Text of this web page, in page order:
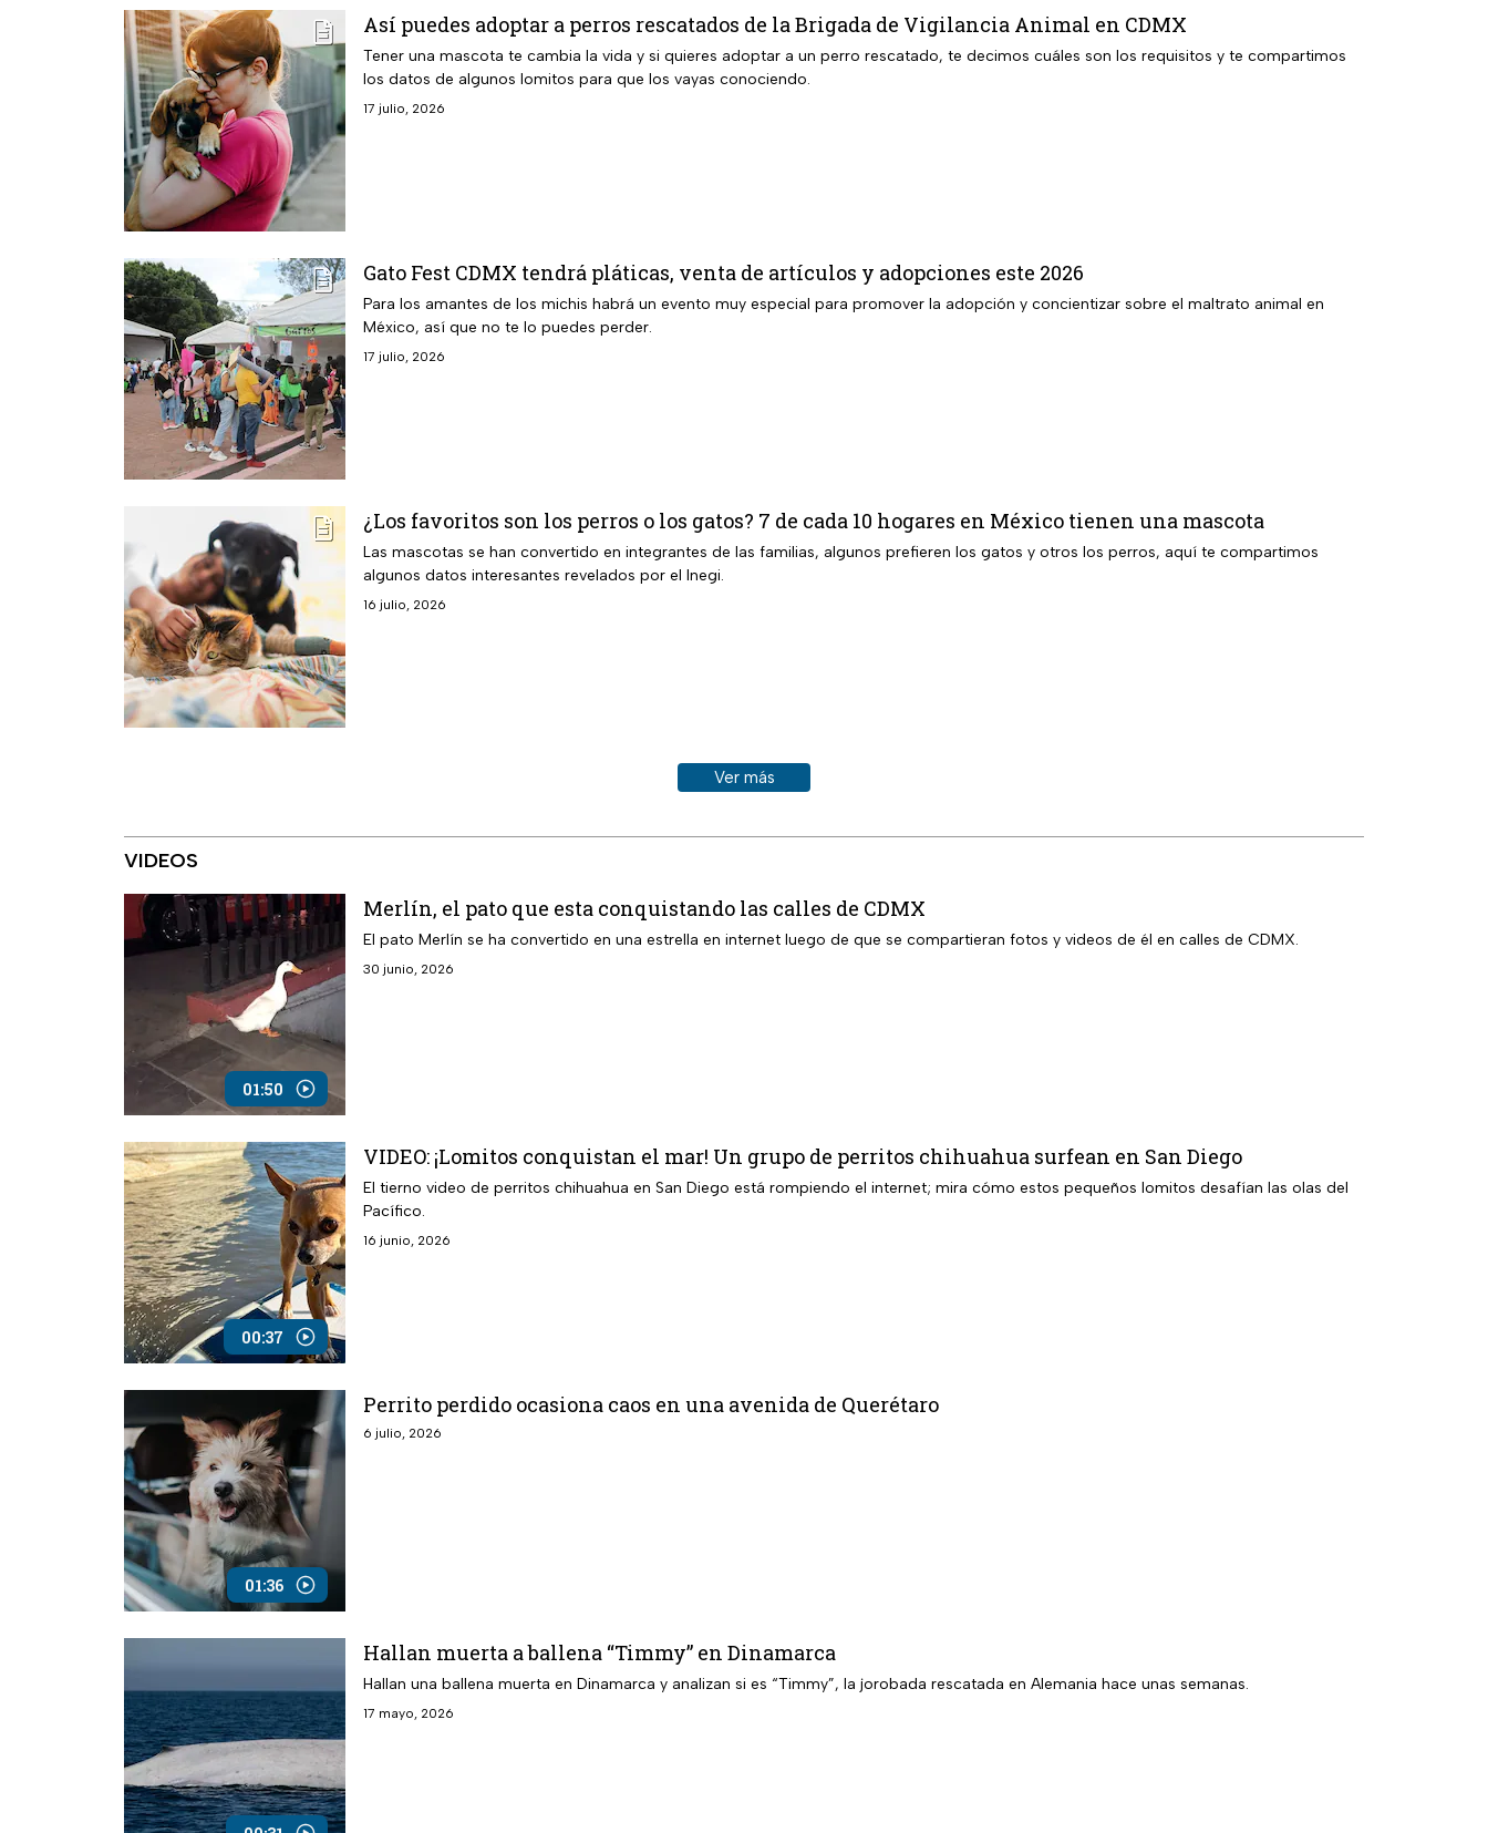
Así puedes adoptar a perros rescatados de la Brigada de Vigilancia Animal en CDMX
Tener una mascota te cambia la vida y si quieres adoptar a un perro rescatado, te decimos cuáles son los requisitos y te compartimos
los datos de algunos lomitos para que los vayas conociendo.
17 julio, 2026
Gato Fest CDMX tendrá pláticas, venta de artículos y adopciones este 2026
Para los amantes de los michis habrá un evento muy especial para promover la adopción y concientizar sobre el maltrato animal en
México, así que no te lo puedes perder.
17 julio, 2026
¿Los favoritos son los perros o los gatos? 7 de cada 10 hogares en México tienen una mascota
Las mascotas se han convertido en integrantes de las familias, algunos prefieren los gatos y otros los perros, aquí te compartimos
algunos datos interesantes revelados por el Inegi.
16 julio, 2026
Ver más historias sobre este tema
Ver más
VIDEOS
01:50
Merlín, el pato que esta conquistando las calles de CDMX
El pato Merlín se ha convertido en una estrella en internet luego de que se compartieran fotos y videos de él en calles de CDMX.
30 junio, 2026
00:37
VIDEO: ¡Lomitos conquistan el mar! Un grupo de perritos chihuahua surfean en San Diego
El tierno video de perritos chihuahua en San Diego está rompiendo el internet; mira cómo estos pequeños lomitos desafían las olas del
Pacífico.
16 junio, 2026
01:36
Perrito perdido ocasiona caos en una avenida de Querétaro
6 julio, 2026
Hallan muerta a ballena “Timmy” en Dinamarca
Hallan una ballena muerta en Dinamarca y analizan si es “Timmy”, la jorobada rescatada en Alemania hace unas semanas.
17 mayo, 2026